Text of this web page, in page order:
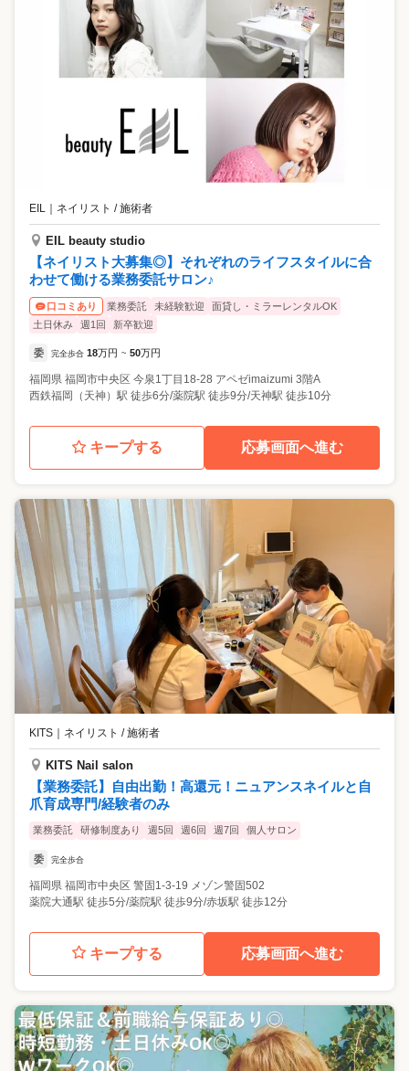
こそ、施術のスキルだけでなく、高級感を感じられる接客の技術もしっ
かりレクチャーします。 ⭐オン・オフのメリハリよく活躍！ 施術は完全
予約制のため、残業は１カ月に45分程度。長時間の残業が発生すること
はありません。休日の研修や施術レクチャーなどもないため、プライベ
み」「月9～10日休み」。どちらでも好きな勤務体系が選べます。もち
ろん途中で変更もOK！ライフスタイルに合わせた働き方を実現できま
ャリアアップがなく、将来に漠然とした不安がありました。オングレー
スでは実力や頑張りに応じて昇給・昇格が当たり前で、私もアシスタン
トチーフに昇格できました！ お客様の層としては、年齢と共に手の甲の
ね。ネイルサロンというより、手元を含めたケアが目的の方が多く、
「爪を育てたい」「仕事柄ネイルはできないが、せめてキレイに見せた
い」という方もいらっしゃいます。 そういったお悩みを持つお客様に、
「あなたに施術してもらった後、出先で手元を褒められたの」と嬉しそ
うに報告していただいた時は、本当に嬉しかったですね。百貨店内に展
開していることもあって、穏やかで優しいお客様が多いです。 産育休や
キャリアチェンジなどの制度も豊富なため、今後結婚や子育てなどを経
て、ライフステージが変わってもこの仕事を続けたいです！
EIL ネイリスト / 施術者
EIL beauty studio
【ネイリスト大募集◎】それぞれのライフスタイルに合
わせて働ける業務委託サロン♪
口コミあり 業務委託 未経験歓迎
面貸し・ミラーレンタルOK
土日休み
週1回 新卒歓迎
委 完全歩合 18万円 ~ 50万円
福岡県 福岡市中央区 今泉1丁目18-28 アペゼimaizumi 3階A
西鉄福岡（天神）駅 徒歩6分/薬院駅 徒歩9分/天神駅 徒歩10分
キープする 応募画面へ進む
KITS ｜ ネイリスト / 施術者
KITS Nail salon
【業務委託】自由出勤！高還元！ニュアンスネイルと自
爪育成専門/経験者のみ
業務委託 研修制度あり 週5回 週6回 週7回 個人サロン
委 完全歩合
福岡県 福岡市中央区 警固1-3-19 メゾン警固502
薬院大通駅 徒歩5分/薬院駅 徒歩9分/赤坂駅 徒歩12分
キープする 応募画面へ進む